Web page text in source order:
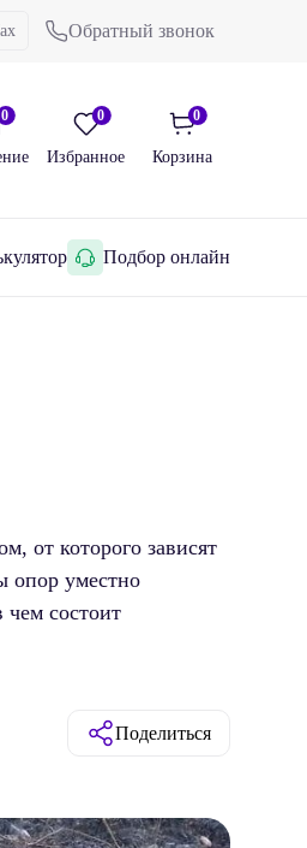
Обратный звонок
0 0
Избранное
0
Корзина
Подбор онлайн
от которого зависят
опор уместно
чем состоит
Поделиться